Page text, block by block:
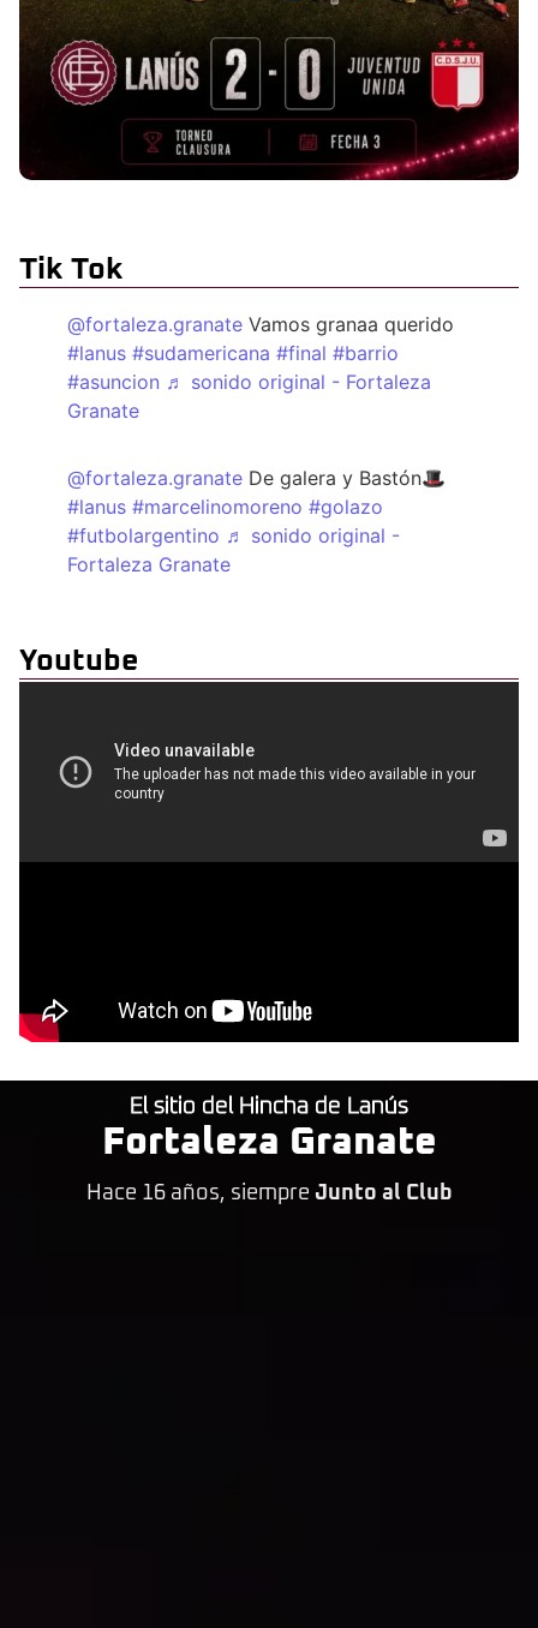
Tik Tok
@fortaleza.granate Vamos granaa querido
#lanus #sudamericana #final #barrio
#asuncion ♬ sonido original - Fortaleza
Granate
@fortaleza.granate De galera y Bastón🎩
#lanus #marcelinomoreno #golazo
#futbolargentino ♬ sonido original -
Fortaleza Granate
Youtube
El sitio del Hincha de Lanús
Fortaleza Granate
Hace 16 años, siempre Junto al Club